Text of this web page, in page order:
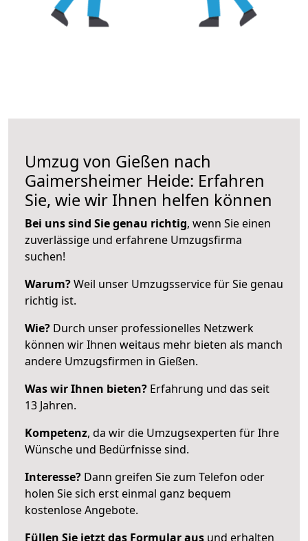
Umzug von Gießen nach
Gaimersheimer Heide: Erfahren
Sie, wie wir Ihnen helfen können
Bei uns sind Sie genau richtig, wenn Sie einen
zuverlässige und erfahrene Umzugsfirma
suchen!
Warum?Weil unser Umzugsservice für Sie genau
richtig ist.
Wie? Durch unser professionelles Netzwerk
können wir Ihnen weitaus mehr bieten als manch
andere Umzugsfirmen in Gießen.
Was wir Ihnen bieten? Erfahrung und das seit
13 Jahren.
Kompetenz, da wir die Umzugsexperten für Ihre
Wünsche und Bedürfnisse sind.
Interesse? Dann greifen Sie zum Telefon oder
holen Sie sich erst einmal ganz bequem
kostenlose Angebote.
Füllen Sie jetzt das Formular aus und erhalten